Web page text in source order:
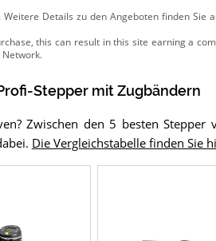
Details zu den Angebotenfinden Sie
Stepper mit Zugbändern
Zwischen den 5 besten Stepper
Die Vergleichstabelle finden Sie